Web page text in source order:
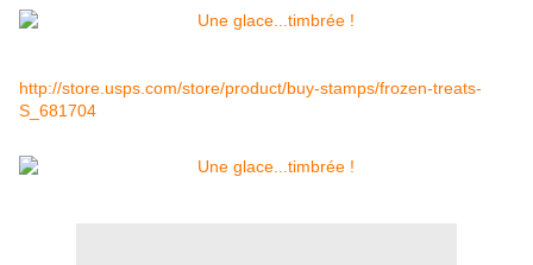
http://store.usps.com/store/product/buy-stamps/frozen-treats-
S_681704